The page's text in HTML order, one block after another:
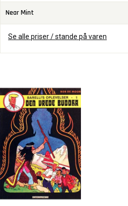
Near Mint
Se alle priser / stande på varen